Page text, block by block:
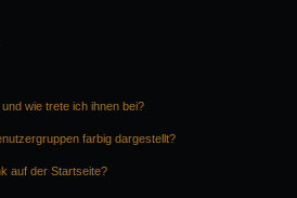
wie trete ich ihnen bei?
farbig dargestellt?
auf der Startseite?